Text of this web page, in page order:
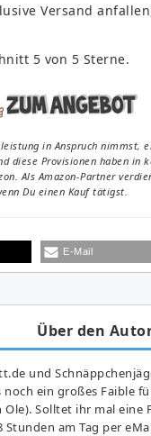
Versand
5 von 5 Sterne.
in Anspruch
diese Provisionen haben in
Als Amazon-Partner
Du einen Kauf tätigst.
E-Mail
Über den
und
noch ein großes Fai­ble
Ole). Solltet ihr mal eine
Stunden am Tag per